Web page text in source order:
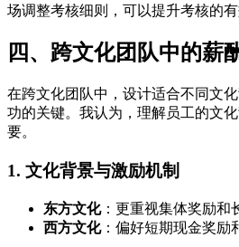
场调整考核细则，可以提升考核的有
四、跨文化团队中的薪
在跨文化团队中，设计适合不同文
功的关键。我认为，理解员工的文
要。
1. 文化背景与激励机制
东方文化：更重视集体奖励和
西方文化：偏好短期现金奖励